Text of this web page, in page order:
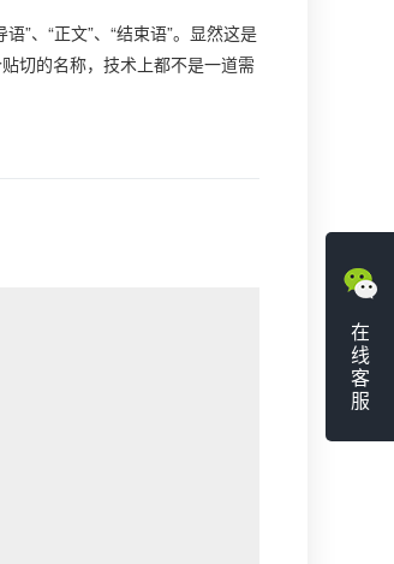
”、“正文”、“结束语”。显然这是
切的名称，技术上都不是一道需
在
线
客
服